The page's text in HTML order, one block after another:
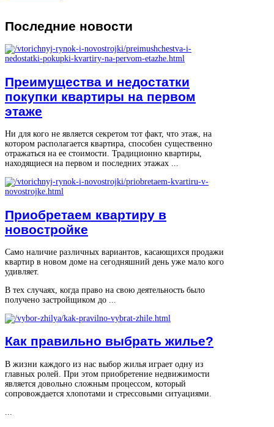
Последние новости
Преимущества и недостатки
покупки квартиры на первом
этаже
Ни для кого не является секретом тот факт, что этаж, на
котором располагается квартира, способен существенно
отражаться на ее стоимости. Традиционно квартиры,
находящиеся на первом и последних этажах ...
Приобретаем квартиру в
новостройке
Само наличие различных вариантов, касающихся продажи
квартир в новом доме на сегодняшний день уже мало кого
удивляет.
В тех случаях, когда право на свою деятельность было
получено застройщиком до ...
Как правильно выбрать жилье?
В жизни каждого из нас выбор жилья играет одну из
главных ролей. При этом приобретение недвижимости
является довольно сложным процессом, который
сопровождается хлопотами и стрессовыми ситуациями.